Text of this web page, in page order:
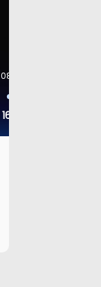
08:00
16°C